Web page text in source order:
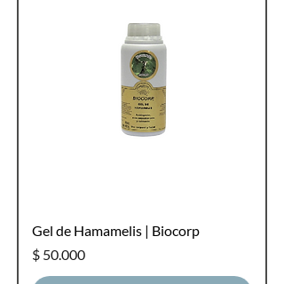
Gel de Hamamelis | Biocorp
Precio
$ 50.000